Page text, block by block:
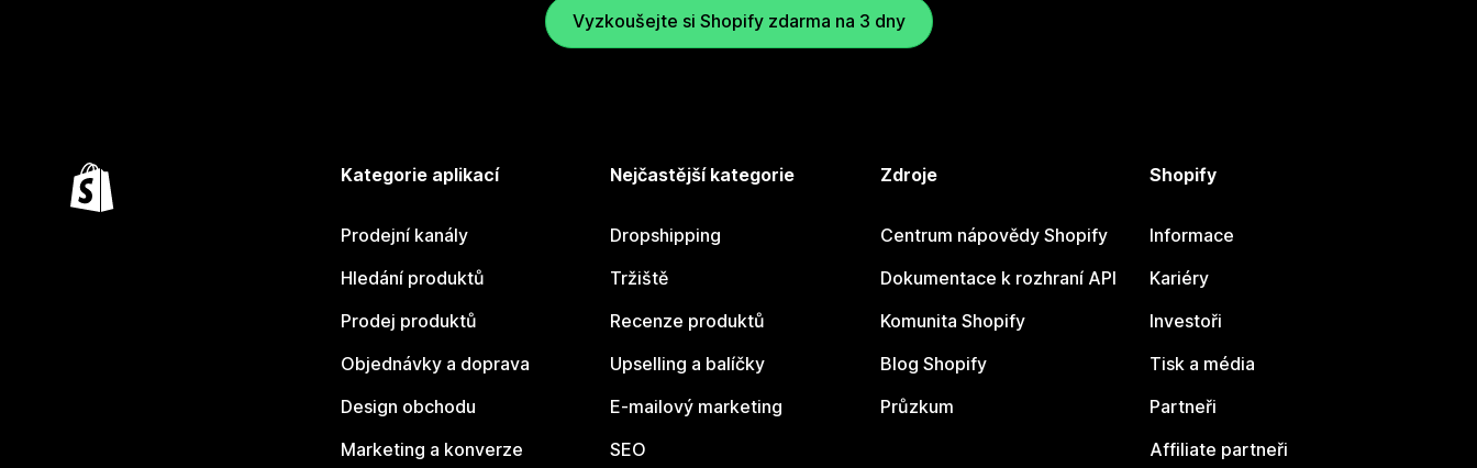
Vyzkoušejte si Shopify zdarma na 3 dny
Kategorie aplikací
Prodejní kanály
Hledání produktů
Prodej produktů
Objednávky a doprava
Design obchodu
Marketing a konverze
Nejčastější kategorie
Dropshipping
Tržiště
Recenze produktů
Upselling a balíčky
E-mailový marketing
SEO
Zdroje
Centrum nápovědy Shopify
Dokumentace k rozhraní API
Komunita Shopify
Blog Shopify
Průzkum
Shopify
Informace
Kariéry
Investoři
Tisk a média
Partneři
Affiliate partneři